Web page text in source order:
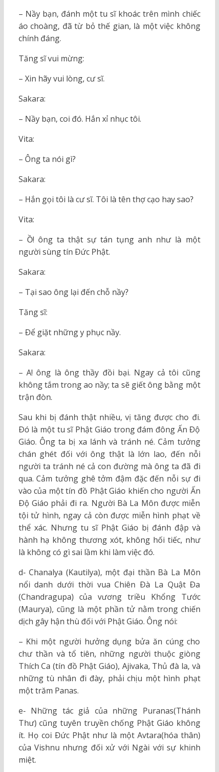
– Nầy bạn, đánh một tu sĩ khoác trên mình chiếc
áo choàng, đã từ bỏ thế gian, là một việc không
chính đáng.
Tăng sĩ vui mừng:
– Xin hãy vui lòng, cư sĩ.
Sakara:
– Nầy bạn, coi đó. Hắn xỉ nhục tôi.
Vita:
– Ông ta nói gì?
Sakara:
– Hắn gọi tôi là cư sĩ. Tôi là tên thợ cạo hay sao?
Vita:
– Ồ! ông ta thật sự tán tụng anh như là một
người sùng tín Ðức Phật.
Sakara:
– Tại sao ông lại đến chỗ nầy?
Tăng sĩ:
– Ðể giặt những y phục nầy.
Sakara:
– A! ông là ông thầy đồi bại. Ngay cả tôi cũng
không tắm trong ao nầy; ta sẽ giết ông bằng một
trận đòn.
Sau khi bị đánh thật nhiều, vị tăng được cho đi.
Ðó là một tu sĩ Phật Giáo trong đám đông Ấn Ðộ
Giáo. Ông ta bị xa lánh và tránh né. Cảm tưởng
chán ghét đối với ông thật là lớn lao, đến nỗi
người ta tránh né cả con đường mà ông ta đã đi
qua. Cảm tưởng ghê tởm đậm đặc đến nỗi sự đi
vào của một tín đồ Phật Giáo khiến cho người Ấn
Ðộ Giáo phải đi ra. Người Bà La Môn được miễn
tội tử hình, ngay cả còn được miễn hình phạt về
thể xác. Nhưng tu sĩ Phật Giáo bị đánh đập và
hành hạ không thương xót, không hối tiếc, như
là không có gì sai lầm khi làm việc đó.
d- Chanalya (Kautilya), một đại thần Bà La Môn
nổi danh dưới thời vua Chiên Ðà La Quật Ða
(Chandragupa) của vương triều Khổng Tước
(Maurya), cũng là một phần tử nằm trong chiến
dịch gây hận thù đối với Phật Giáo. Ông nói:
– Khi một người hưởng dụng bửa ăn cúng cho
chư thần và tổ tiên, những người thuộc giòng
Thích Ca (tín đồ Phật Giáo), Ajivaka, Thủ đà la, và
những tù nhân đi đày, phải chịu một hình phạt
một trăm Panas.
e- Những tác giả của những Puranas(Thánh
Thư) cũng tuyên truyền chống Phật Giáo không
ít. Họ coi Ðức Phật như là một Avtara(hóa thân)
của Vishnu nhưng đối xử với Ngài với sự khinh
miệt.